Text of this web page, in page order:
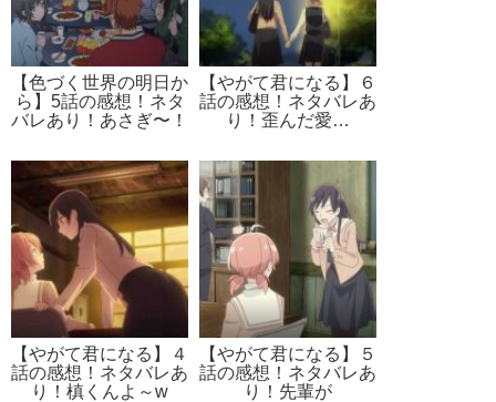
【色づく世界の明日か
ら】5話の感想！ネタ
バレあり！あさぎ〜！
【やがて君になる】６
話の感想！ネタバレあ
り！歪んだ愛…
【やがて君になる】４
話の感想！ネタバレあ
り！槙くんよ～w
【やがて君になる】５
話の感想！ネタバレあ
り！先輩が